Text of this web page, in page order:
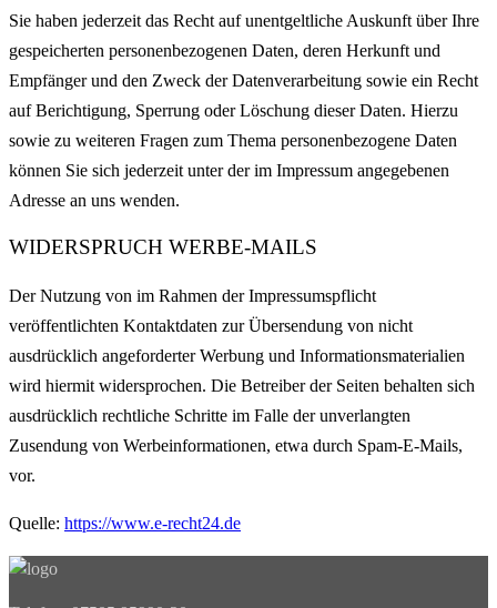
Sie haben jederzeit das Recht auf unentgeltliche Auskunft über Ihre
gespeicherten personenbezogenen Daten, deren Herkunft und
Empfänger und den Zweck der Datenverarbeitung sowie ein Recht
auf Berichtigung, Sperrung oder Löschung dieser Daten. Hierzu
sowie zu weiteren Fragen zum Thema personenbezogene Daten
können Sie sich jederzeit unter der im Impressum angegebenen
Adresse an uns wenden.
WIDERSPRUCH WERBE-MAILS
Der Nutzung von im Rahmen der Impressumspflicht
veröffentlichten Kontaktdaten zur Übersendung von nicht
ausdrücklich angeforderter Werbung und Informationsmaterialien
wird hiermit widersprochen. Die Betreiber der Seiten behalten sich
ausdrücklich rechtliche Schritte im Falle der unverlangten
Zusendung von Werbeinformationen, etwa durch Spam-E-Mails,
vor.
Quelle: https://www.e-recht24.de